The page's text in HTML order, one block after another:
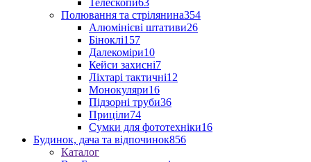
Телескопи63
Полювання та стрілянина354
Алюмінієві штативи26
Біноклі157
Далекоміри10
Кейси захисні7
Ліхтарі тактичні12
Монокуляри16
Підзорні труби36
Приціли74
Сумки для фототехніки16
Будинок, дача та відпочинок856
Каталог